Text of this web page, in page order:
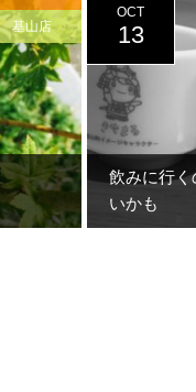
基山店
飲みに行
いかも
OCT
13